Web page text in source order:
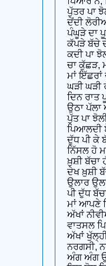
ਪੁੱਤਰ ਪਾ
ਦੇਂਦੀ
ਪੰਘੂੜੇ ਦਾ
ਕੱਪੜੇ ਬੱਚੇ
ਕਦੀ ਪਾ
ਚਾ ਕੁੱਛੜ,
ਮਾਂ ਇੱਛਰਾਂ
ਘੜੀ ਘੜੀ
ਦਿਨ ਰਾਤ
ਉਠਾ
ਪੁੱਤ ਪਾ
ਪਿਆਲਦੀ
ਦੁੱਧ ਪੀ ਕੇ
ਨਿੱਸਲ ਹੋ
ਖ਼ੁਸ਼ੀ ਬੱਚਾ
ਦੇਖ ਖ਼ੁਸ਼ੀ
ਉਲਾਰ
ਪੀ ਦੁੱਧ
ਮਾਂ ਆਪਣੇ
ਅੱਖਾਂ
ਵਾਤਸਲ
ਅੱਖਾਂ
ਨਰਗਸੀ,
ਅੰਗ ਅੰਗ